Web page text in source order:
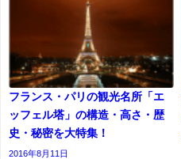
フランス・パリの観光名所「エ
ッフェル塔」の構造・高さ・歴
史・秘密を大特集！
2016年8月11日